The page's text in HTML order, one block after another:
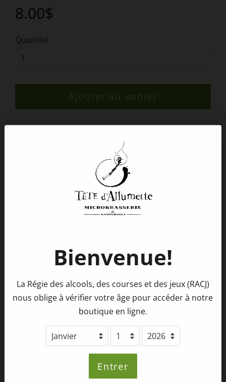
Prix
régulier
8.00$
Quantité
Ajouter au panier
houblonnée, de fermentation mixte, mettant en vedette
le travail conjoint d'une souche de Saccharomyces et de
3 souches de Brettanomyces, ces levures pas tuables.
Cette bière amour est brassée annuellement depuis
2018, elle est élaborée en l'honneur et selon les goûts
brassicoles d'un ami précieux, un grand guerrier, et ce,
Style :Saison multigrain houblonnée,
fermentation mixte saccharomyces /
brettanomyces
Taux alcool :
Notes :
Houblon frais, fruits tropicaux, zeste
500 ml
Bienvenue!
La Régie des alcools, des courses et des jeux (RACJ)
nous oblige à vérifier votre âge pour accéder à notre
boutique en ligne.
Entrer